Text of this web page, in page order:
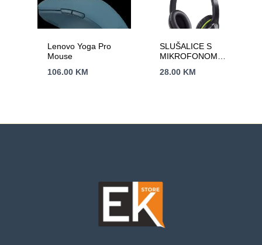
Lenovo Yoga Pro
Mouse
106.00 KM
SLUŠALICE S
MIKROFONOM
28.00 KM